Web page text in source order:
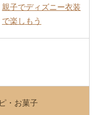
親子でディズニー衣装
で楽しもう
・お菓子